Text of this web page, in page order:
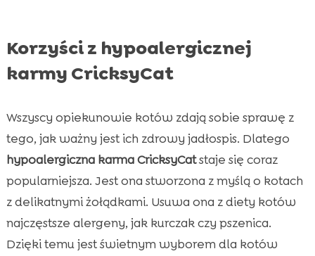
Korzyści z hypoalergicznej
karmy CricksyCat
Wszyscy opiekunowie kotów zdają sobie sprawę z
tego, jak ważny jest ich zdrowy jadłospis. Dlatego
hypoalergiczna karma CricksyCatstaje się coraz
popularniejsza. Jest ona stworzona z myślą o kotach
z delikatnymi żołądkami. Usuwa ona z diety kotów
najczęstsze alergeny, jak kurczak czy pszenica.
Dzięki temu jest świetnym wyborem dla kotów